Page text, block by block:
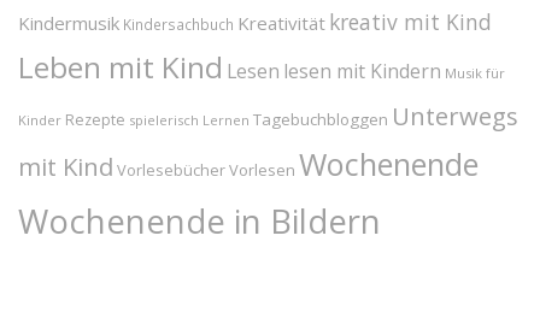
Kindermusik Kindersachbuch Kreativität kreativ mit Kind
Leben mit Kind Lesen lesen mit Kindern Musik für
Kinder Rezepte spielerisch Lernen Tagebuchbloggen Unterwegs
mit Kind VorlesebücherVorlesen Wochenende
Wochenende in Bildern